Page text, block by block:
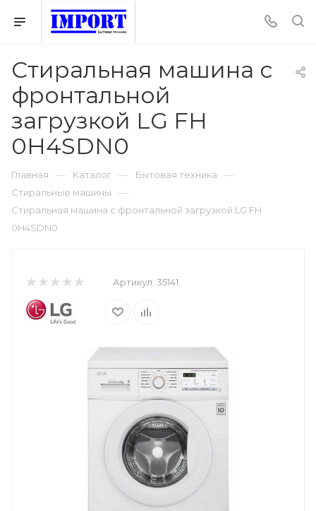
Стиральная машина с
фронтальной
загрузкой LG FH
0H4SDN0
Главная — Каталог — Бытовая техника —
Стиральные машины —
Стиральная машина с фронтальной загрузкой LG FH
0H4SDN0
Артикул: 35141